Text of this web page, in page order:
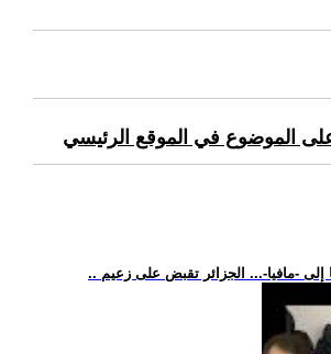
على الموضوع في الموقع الرئيسي
إلى -مافيا-... الجزائر تقبض على زعيم